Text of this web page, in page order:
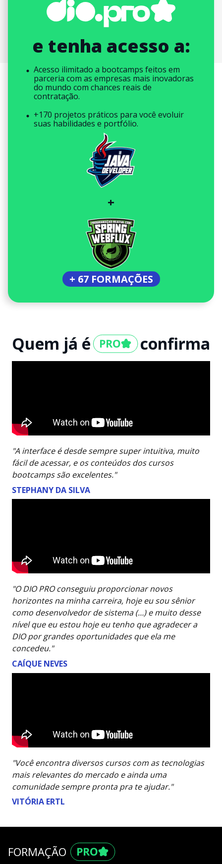
e tenha acesso a:
Acesso ilimitado a bootcamps feitos em
parceria com as empresas mais inovadoras
do mundo com chances reais de
contratação.
+170 projetos práticos para você evoluir
suas habilidades e portfólio.
+
+ 67 FORMAÇÕES
Quem já é confirma
"A interface é desde sempre super intuitiva, muito
fácil de acessar, e os conteúdos dos cursos
bootcamps são excelentes."
STEPHANY DA SILVA
"O DIO PRO conseguiu proporcionar novos
horizontes na minha carreira, hoje eu sou sênior
como desenvolvedor de sistema (…) e muito desse
nível que eu estou hoje eu tenho que agradecer a
DIO por grandes oportunidades que ela me
concedeu."
CAÍQUE NEVES
"Você encontra diversos cursos com as tecnologias
mais relevantes do mercado e ainda uma
comunidade sempre pronta pra te ajudar."
VITÓRIA ERTL
FORMAÇÃO